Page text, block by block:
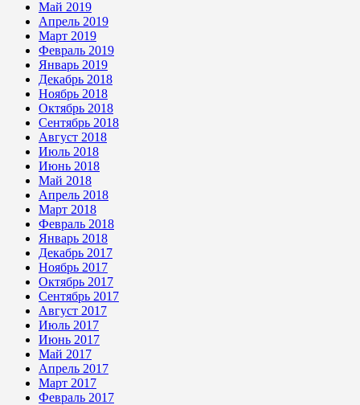
Май 2019
Апрель 2019
Март 2019
Февраль 2019
Январь 2019
Декабрь 2018
Ноябрь 2018
Октябрь 2018
Сентябрь 2018
Август 2018
Июль 2018
Июнь 2018
Май 2018
Апрель 2018
Март 2018
Февраль 2018
Январь 2018
Декабрь 2017
Ноябрь 2017
Октябрь 2017
Сентябрь 2017
Август 2017
Июль 2017
Июнь 2017
Май 2017
Апрель 2017
Март 2017
Февраль 2017